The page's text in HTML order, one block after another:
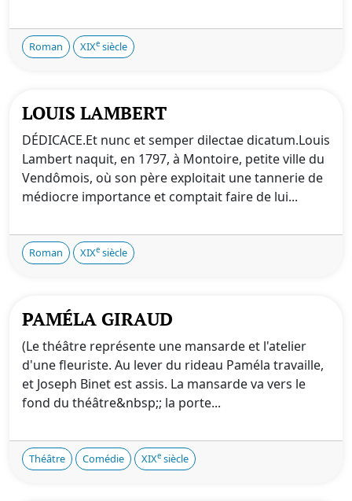
Roman XIXe siècle
LOUIS LAMBERT
DÉDICACE.Et nunc et semper dilectae dicatum.Louis
Lambert naquit, en 1797, à Montoire, petite ville du
Vendômois, où son père exploitait une tannerie de
médiocre importance et comptait faire de lui...
Roman XIXe siècle
PAMÉLA GIRAUD
(Le théâtre représente une mansarde et l'atelier
d'une fleuriste. Au lever du rideau Paméla travaille,
et Joseph Binet est assis. La mansarde va vers le
fond du théâtre&nbsp;; la porte...
Théâtre Comédie XIXe siècle